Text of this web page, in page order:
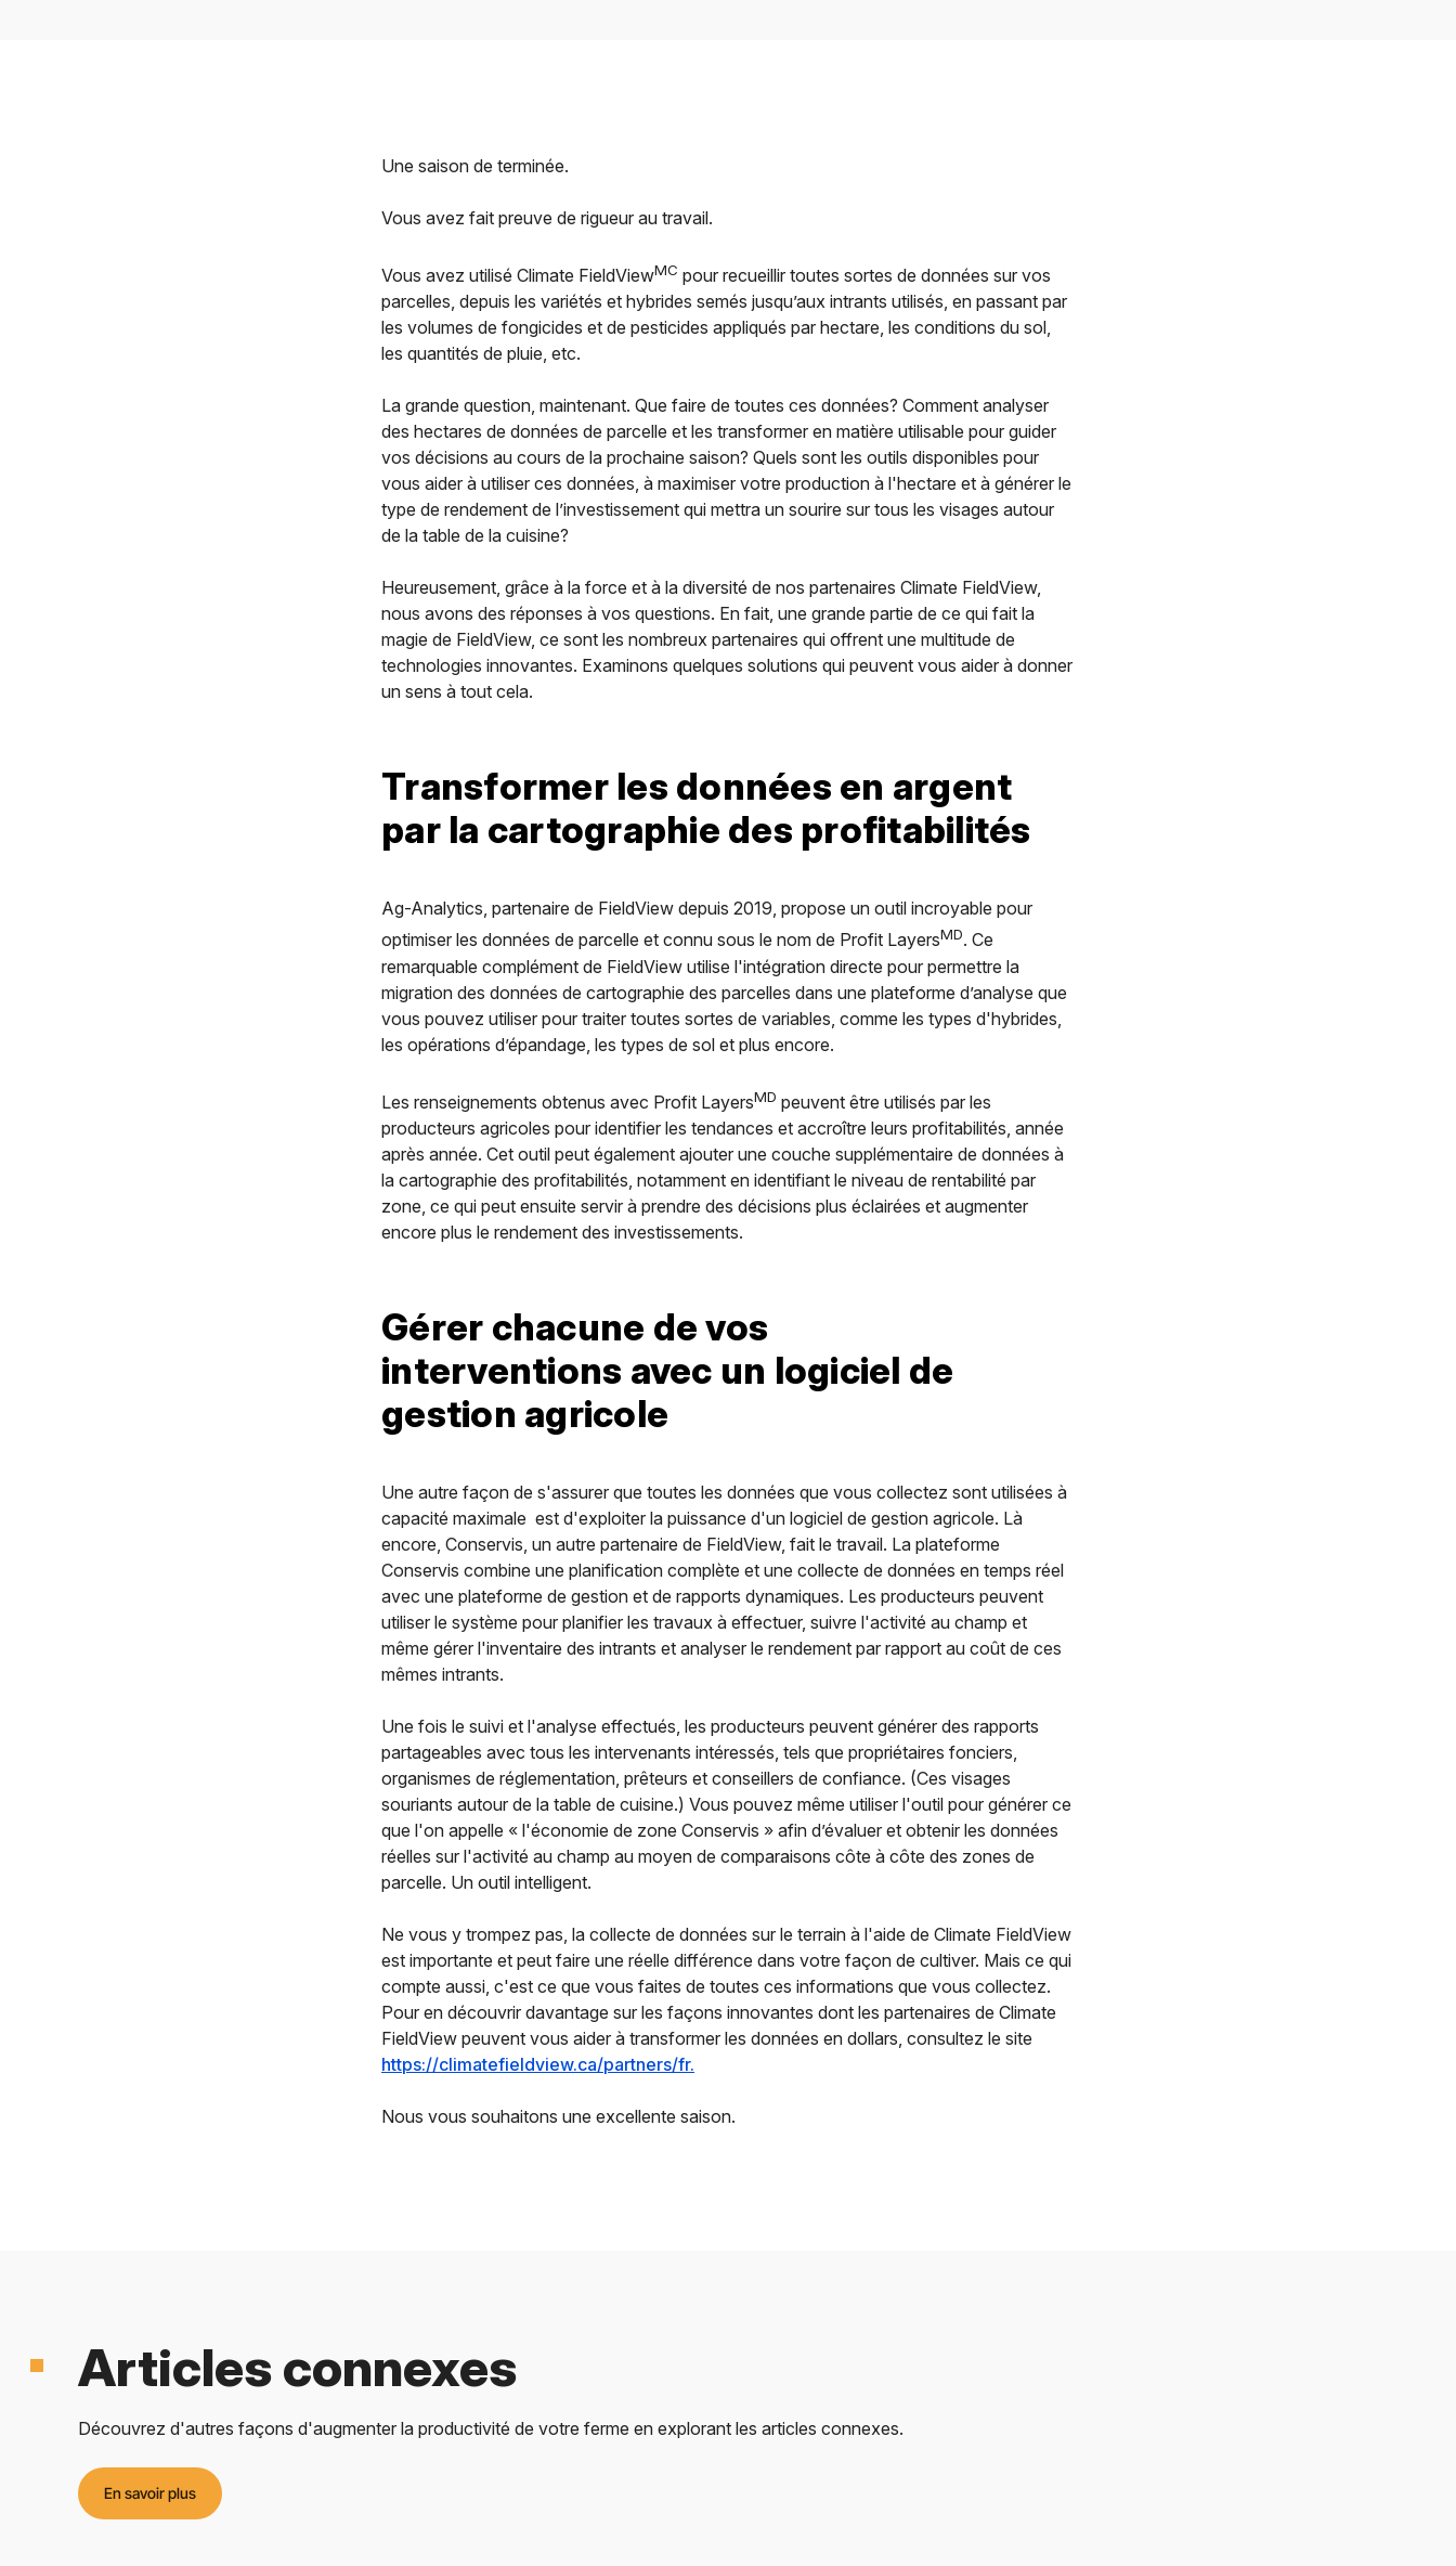
Une saison de terminée.
Vous avez fait preuve de rigueur au travail.
Vous avez utilisé Climate FieldViewMC pour recueillir toutes sortes de données sur vos
parcelles, depuis les variétés et hybrides semés jusqu’aux intrants utilisés, en passant par
les volumes de fongicides et de pesticides appliqués par hectare, les conditions du sol,
les quantités de pluie, etc.
La grande question, maintenant. Que faire de toutes ces données? Comment analyser
des hectares de données de parcelle et les transformer en matière utilisable pour guider
vos décisions au cours de la prochaine saison? Quels sont les outils disponibles pour
vous aider à utiliser ces données, à maximiser votre production à l'hectare et à générer le
type de rendement de l’investissement qui mettra un sourire sur tous les visages autour
de la table de la cuisine?
Heureusement, grâce à la force et à la diversité de nos partenaires Climate FieldView,
nous avons des réponses à vos questions. En fait, une grande partie de ce qui fait la
magie de FieldView, ce sont les nombreux partenaires qui offrent une multitude de
technologies innovantes. Examinons quelques solutions qui peuvent vous aider à donner
un sens à tout cela.
Transformer les données en argent
par la cartographie des profitabilités
Ag-Analytics, partenaire de FieldView depuis 2019, propose un outil incroyable pour
optimiser les données de parcelle et connu sous le nom de Profit LayersMD. Ce
remarquable complément de FieldView utilise l'intégration directe pour permettre la
migration des données de cartographie des parcelles dans une plateforme d’analyse que
vous pouvez utiliser pour traiter toutes sortes de variables, comme les types d'hybrides,
les opérations d’épandage, les types de sol et plus encore.
Les renseignements obtenus avec Profit LayersMD peuvent être utilisés par les
producteurs agricoles pour identifier les tendances et accroître leurs profitabilités, année
après année. Cet outil peut également ajouter une couche supplémentaire de données à
la cartographie des profitabilités, notamment en identifiant le niveau de rentabilité par
zone, ce qui peut ensuite servir à prendre des décisions plus éclairées et augmenter
encore plus le rendement des investissements.
Gérer chacune de vos
interventions avec un logiciel de
gestion agricole
Une autre façon de s'assurer que toutes les données que vous collectez sont utilisées à
capacité maximale est d'exploiter la puissance d'un logiciel de gestion agricole. Là
encore, Conservis, un autre partenaire de FieldView, fait le travail. La plateforme
Conservis combine une planification complète et une collecte de données en temps réel
avec une plateforme de gestion et de rapports dynamiques. Les producteurs peuvent
utiliser le système pour planifier les travaux à effectuer, suivre l'activité au champ et
même gérer l'inventaire des intrants et analyser le rendement par rapport au coût de ces
mêmes intrants.
Une fois le suivi et l'analyse effectués, les producteurs peuvent générer des rapports
partageables avec tous les intervenants intéressés, tels que propriétaires fonciers,
organismes de réglementation, prêteurs et conseillers de confiance. (Ces visages
souriants autour de la table de cuisine.) Vous pouvez même utiliser l'outil pour générer ce
que l'on appelle « l'économie de zone Conservis » afin d’évaluer et obtenir les données
réelles sur l'activité au champ au moyen de comparaisons côte à côte des zones de
parcelle. Un outil intelligent.
Ne vous y trompez pas, la collecte de données sur le terrain à l'aide de Climate FieldView
est importante et peut faire une réelle différence dans votre façon de cultiver. Mais ce qui
compte aussi, c'est ce que vous faites de toutes ces informations que vous collectez.
Pour en découvrir davantage sur les façons innovantes dont les partenaires de Climate
FieldView peuvent vous aider à transformer les données en dollars, consultez le site
https://climatefieldview.ca/partners/fr.
Nous vous souhaitons une excellente saison.
Articles connexes
Découvrez d'autres façons d'augmenter la productivité de votre ferme en explorant les articles connexes.
En savoir plus